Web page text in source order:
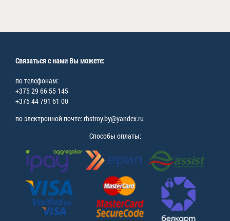
Связаться с нами Вы можете:
по телефонам:
+375 29 66 55 145
+375 44 791 61 00
по электронной почте: rbstroy.by@yandex.ru
Способы оплаты: